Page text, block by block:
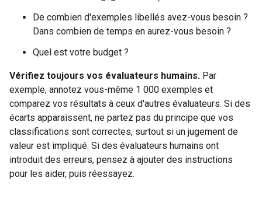
De combien d'exemples libellés avez-vous besoin ?
Dans combien de temps en aurez-vous besoin ?
Quel est votre budget ?
Vérifiez toujours vos évaluateurs humains. Par
exemple, annotez vous-même 1 000 exemples et
comparez vos résultats à ceux d'autres évaluateurs. Si des
écarts apparaissent, ne partez pas du principe que vos
classifications sont correctes, surtout si un jugement de
valeur est impliqué. Si des évaluateurs humains ont
introduit des erreurs, pensez à ajouter des instructions
pour les aider, puis réessayez.